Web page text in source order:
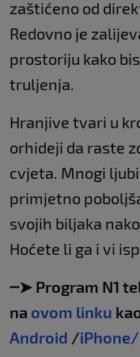
zaštićeno od
Redovno je
prostoriju kako
truljenja.
Hranjive tvari u
orhideji da raste
cvjeta. Mnogi
primjetno
svojih biljaka
Hoćete li ga i vi
┈➤ Program N1
na ovom linku
Android /